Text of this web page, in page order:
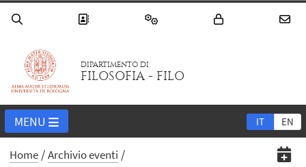
DIPARTIMENTO DI
FILOSOFIA - FILO
IT EN
MENU
Home Archivio eventi